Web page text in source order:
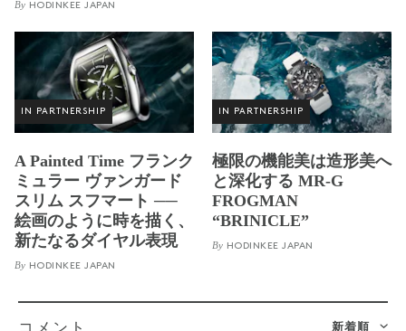
By HODINKEE JAPAN
IN PARTNERSHIP
A Painted Time フランク
ミュラー ヴァンガード
スリム スフマート ──
絵画のように時を描く、
新たなるダイヤル表現
By HODINKEE JAPAN
IN PARTNERSHIP
極限の機能美は造形美へ
と深化する MR-G
FROGMAN
“BRINICLE”
By HODINKEE JAPAN
新着順